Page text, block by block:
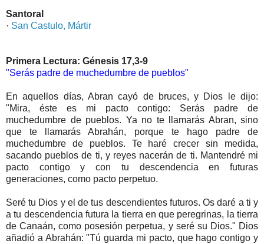
Santoral
· San Castulo, Mártir
Primera Lectura: Génesis 17,3-9
"Serás padre de muchedumbre de pueblos"
En aquellos días, Abran cayó de bruces, y Dios le dijo:
"Mira, éste es mi pacto contigo: Serás padre de
muchedumbre de pueblos. Ya no te llamarás Abran, sino
que te llamarás Abrahán, porque te hago padre de
muchedumbre de pueblos. Te haré crecer sin medida,
sacando pueblos de ti, y reyes nacerán de ti. Mantendré mi
pacto contigo y con tu descendencia en futuras
generaciones, como pacto perpetuo.
Seré tu Dios y el de tus descendientes futuros. Os daré a ti y
a tu descendencia futura la tierra en que peregrinas, la tierra
de Canaán, como posesión perpetua, y seré su Dios." Dios
añadió a Abrahán: "Tú guarda mi pacto, que hago contigo y